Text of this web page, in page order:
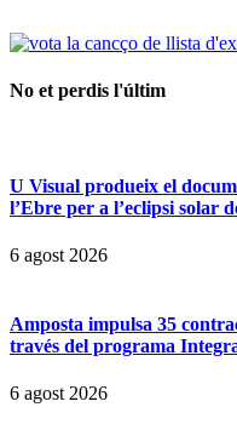
No et perdis l'últim
U Visual produeix el
l’Ebre per a l’eclipsi solar
6 agost 2026
Amposta impulsa 35
través del programa
6 agost 2026